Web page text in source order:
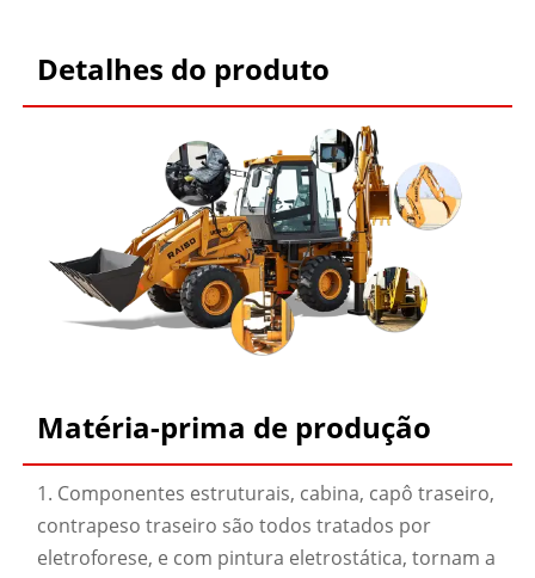
Detalhes do produto
Matéria-prima de produção
1. Componentes estruturais, cabina, capô traseiro,
contrapeso traseiro são todos tratados por
eletroforese, e com pintura eletrostática, tornam a